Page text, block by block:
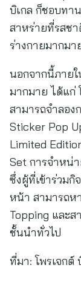
บิเกล ก็ชอบทา
สาหร่ายที่รสช
ร่างกายมากมา
นอกจากนี้ภาย
มากมาย ได้แก่
สามารถจำลอง
Sticker Pop
Limited
Set การจำหน่
ซึ่งผู้ที่เข้าร่วม
หน้า สามารถ
Topping และ
ชั้นนำทั่วไป
ที่มา: โพรเจกต์